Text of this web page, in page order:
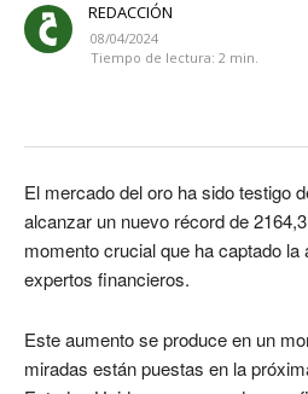
REDACCIÓN
08/04/2024
Tiempo de lectura: 2 min.
El mercado del oro ha sido testigo
alcanzar un nuevo récord de
momento crucial que ha captado
expertos financieros.
Este aumento se produce en un
miradas están puestas en la